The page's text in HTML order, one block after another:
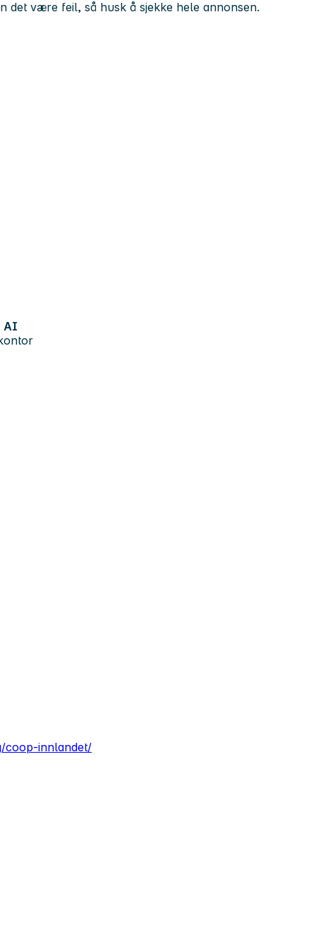
AI
det være feil, så husk å sjekke hele annonsen.
coop-innlandet/